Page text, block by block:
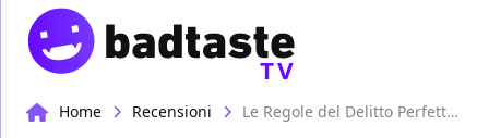
TV
Home Recensioni Le Regole del Delitto Perfetto 2x11, "She Hates Us": La recensione